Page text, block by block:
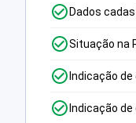
Dados
Situação na
Indicação
Indicação